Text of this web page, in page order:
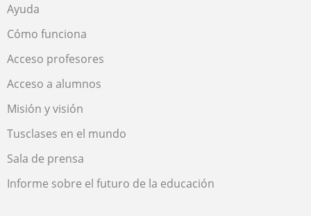
Ayuda
Cómo funciona
Acceso profesores
Acceso a alumnos
Misión y visión
Tusclases en el mundo
Sala de prensa
Informe sobre el futuro de la educación